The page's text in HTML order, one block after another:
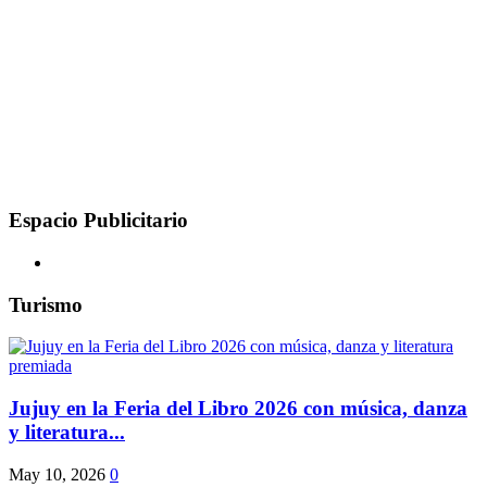
Espacio Publicitario
Turismo
Jujuy en la Feria del Libro 2026 con música, danza
y literatura...
May 10, 2026 0